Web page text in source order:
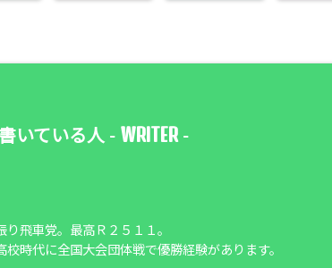
いている人 - WRITER-
り飛車党。最高Ｒ２５１１。
校時代に全国大会団体戦で優勝経験があります。